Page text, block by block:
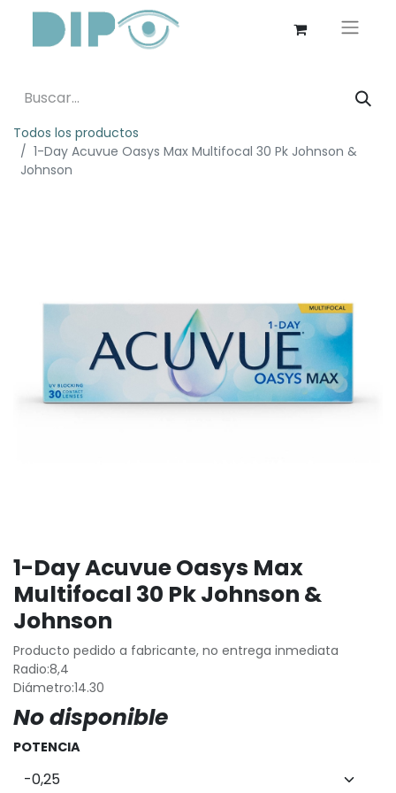
Todos los productos
1-Day Acuvue Oasys Max Multifocal 30 Pk Johnson &
Johnson
1-Day Acuvue Oasys Max
Multifocal 30 Pk Johnson &
Johnson
Producto pedido a fabricante, no entrega inmediata
Radio:8,4
Diámetro:14.30
No disponible
POTENCIA